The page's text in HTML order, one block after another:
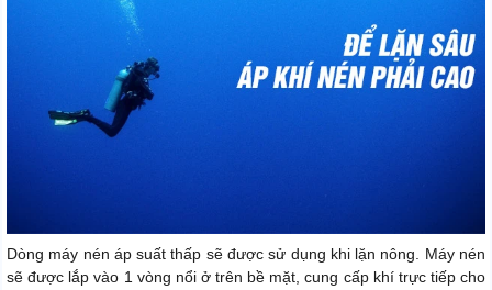
Dòng máy nén áp suất thấp sẽ được sử dụng khi lặn nông. Máy nén
sẽ được lắp vào 1 vòng nổi ở trên bề mặt, cung cấp khí trực tiếp cho